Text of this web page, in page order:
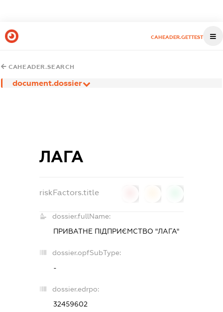
CAHEADER.GETTEST
CAHEADER.SEARCH
document.dossier
ЛАГА
riskFactors.title
dossier.fullName:
ПРИВАТНЕ ПІДПРИЄМСТВО "ЛАГА"
dossier.opfSubType:
-
dossier.edrpo:
32459602